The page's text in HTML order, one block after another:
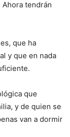
tendrán
que ha
y que en nada
que
y de quien se
van a dormir